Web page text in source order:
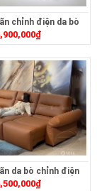
chỉnh điện da bò
ZT268
₫
da bò chỉnh điện
ZT2617 ₫